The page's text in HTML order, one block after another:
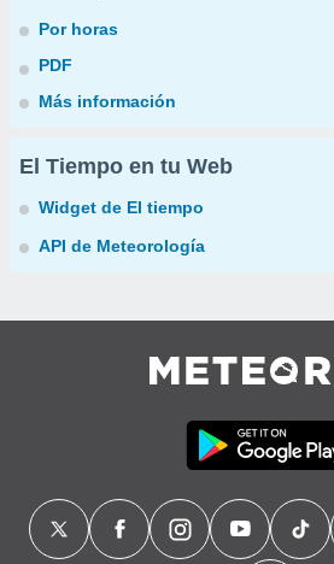
Por horas
PDF
Más información
El Tiempo en tu Web
Widget de El tiempo
API de Meteorología